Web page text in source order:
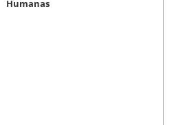
Humanas